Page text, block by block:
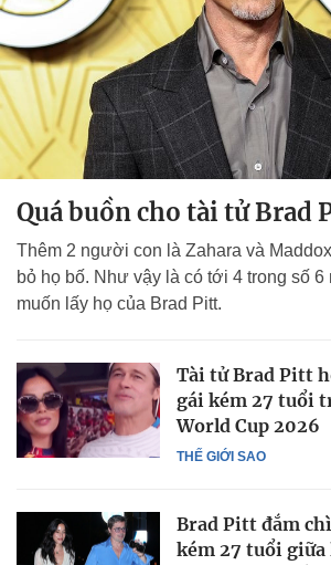
Quá buồn cho tài tử Brad
Thêm 2 người con là Zahara và
bỏ họ bố. Như vậy là có tới 4 trong số
muốn lấy họ của Brad Pitt.
THẾ GIỚI SAO
Tài tử Brad Pitt
gái kém 27 tuổi
World Cup 2026
Brad Pitt đắm
kém 27 tuổi giữa